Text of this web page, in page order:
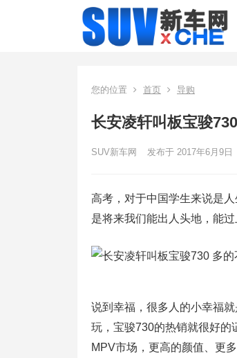
您的位置 首页 导购
长安凌轩叫板宝骏
SUV新车网 发布于 2017年6月9日
高考，对于中国学生来说是
是将来我们能出人头地，能过
说到幸福，很多人的小幸福
玩，宝骏730的热销就很好的
MPV市场，更高的颜值、更